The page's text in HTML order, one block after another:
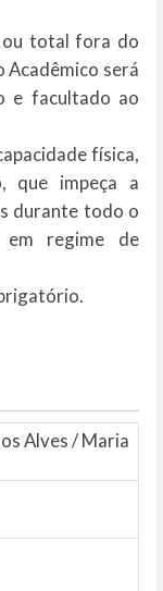
ou total fora do
Acadêmico será
e facultado ao
física,
que impeça a
durante todo o
regime de
Alves / Maria